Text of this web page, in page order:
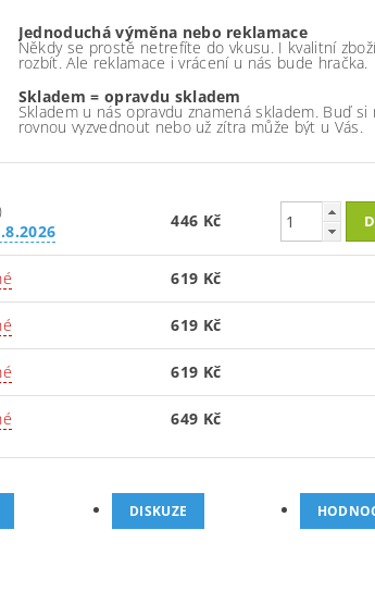
Jednoduchá výměna nebo reklamace
Někdy se prostě netrefíte do vkusu. I kvalitní
rozbít. Ale reklamace i vrácení u nás bude hračka.
Skladem = opravdu skladem
Skladem u nás opravdu znamená skladem. Buď si
rovnou vyzvednout nebo už zítra může být u Vás.
446 Kč
619 Kč
619 Kč
619 Kč
649 Kč
DISKUZE